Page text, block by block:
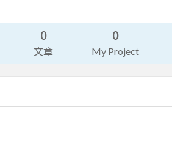
0
文章
0
My Project